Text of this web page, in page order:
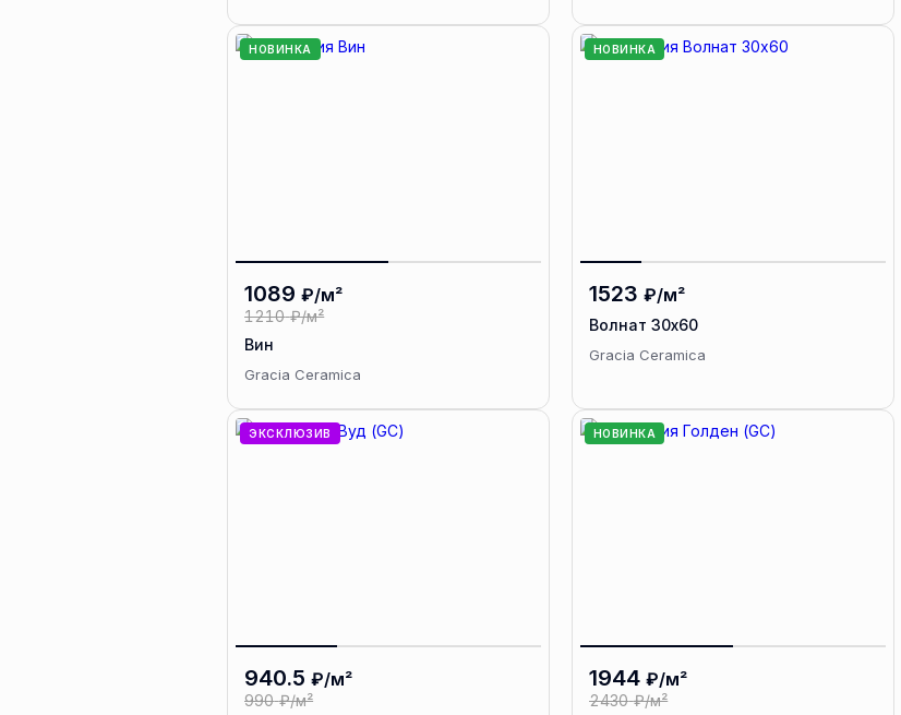
НОВИНКА
1089 ₽/м²
1210 ₽/м²
Вин
Gracia Ceramica
НОВИНКА
1523 ₽/м²
Волнат 30х60
Gracia Ceramica
ЭКСКЛЮЗИВ
940.5 ₽/м²
990 ₽/м²
НОВИНКА
1944 ₽/м²
2430 ₽/м²